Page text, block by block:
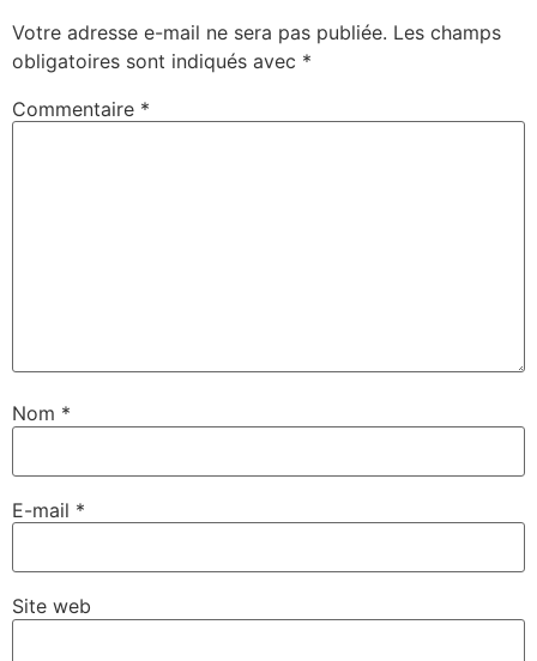
Votre adresse e-mail ne sera pas publiée. Les champs
obligatoires sont indiqués avec *
Commentaire *
Nom *
E-mail *
Site web